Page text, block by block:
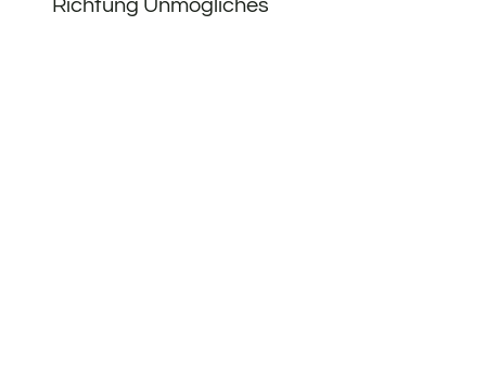
Richtung Unmögliches